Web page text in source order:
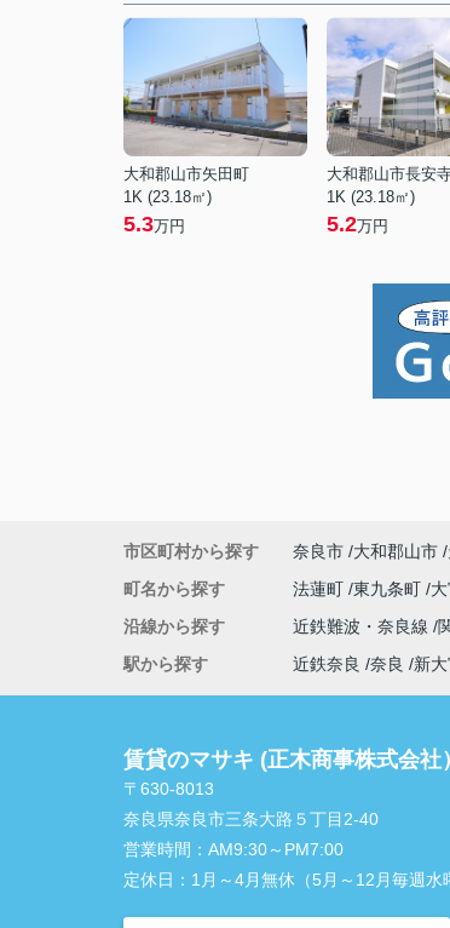
大和郡山市矢田町
1K (23.18㎡)
5.3万円
大和郡山市長安
1K (23.18㎡)
5.2万円
市区町村から探す 奈良市 大和郡山市
町名から探す
法蓮町 東九条町
沿線から探す
近鉄難波・奈良線
駅から探す
近鉄奈良 奈良 新
賃貸のマサキ (正木商事株式会社）
〒630-8013
奈良県奈良市三条大路５丁目2-40
営業時間： AM9:30～PM7:00
定休日： 1月～4月無休（5月～12月毎週水